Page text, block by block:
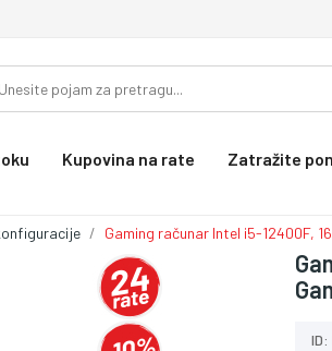
Kupovina na rate Zatražite
Gaming računar Intel i5-12400F,
ID: